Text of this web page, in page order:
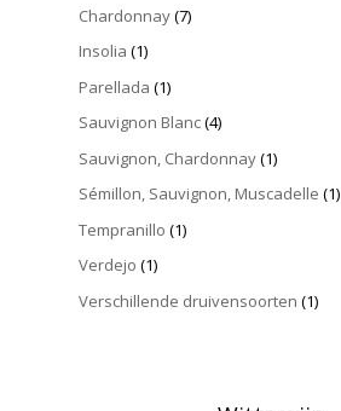
Chardonnay(7)
Insolia (1)
Parellada (1)
Sauvignon Blanc(4)
Sauvignon, Chardonnay(1)
Sémillon, Sauvignon, Muscadelle (1)
Tempranillo (1)
Verdejo (1)
Verschillende druivensoorten (1)